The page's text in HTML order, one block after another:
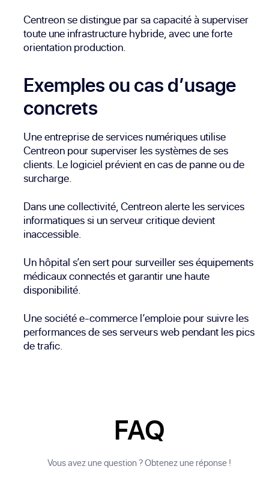
Centreon se distingue par sa capacité à superviser
toute une infrastructure hybride, avec une forte
orientation production.
Exemples ou cas d’usage
concrets
Une entreprise de services numériques utilise
Centreon pour superviser les systèmes de ses
clients. Le logiciel prévient en cas de panne ou de
surcharge.
Dans une collectivité, Centreon alerte les services
informatiques si un serveur critique devient
inaccessible.
Un hôpital s’en sert pour surveiller ses équipements
médicaux connectés et garantir une haute
disponibilité.
Une société e-commerce l’emploie pour suivre les
performances de ses serveurs web pendant les pics
de trafic.
FAQ
Vous avez une question ? Obtenez une réponse !